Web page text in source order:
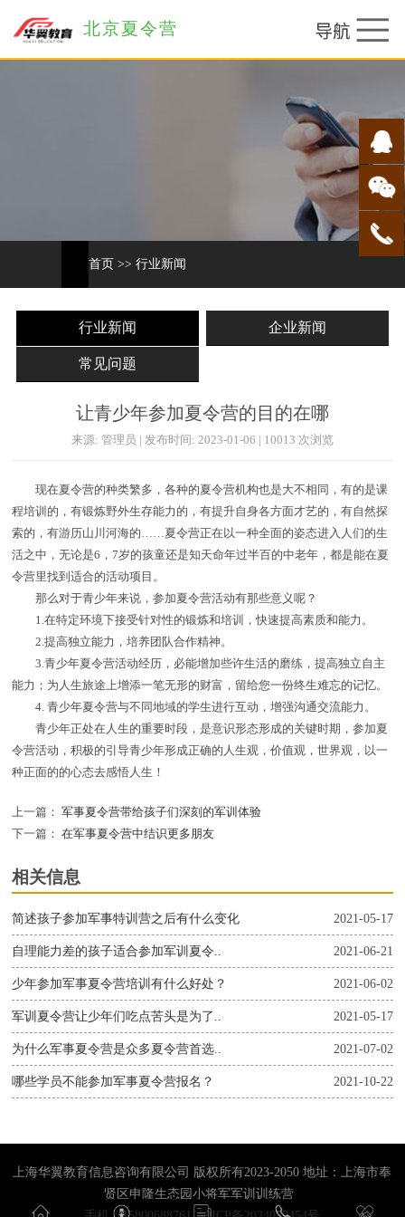
北京夏令营
首页 >> 行业新闻
行业新闻 企业新闻
常见问题
让青少年参加夏令营的目的在哪
来源: 管理员 | 发布时间: 2023-01-06 | 10013 次浏览
现在夏令营的种类繁多，各种的夏令营机构也是大不相同，有的是课
程培训的，有锻炼野外生存能力的，有提升自身各方面才艺的，有自然探
索的，有游历山川河海的……夏令营正在以一种全面的姿态进入人们的生
活之中，无论是6，7岁的孩童还是知天命年过半百的中老年，都是能在夏
令营里找到适合的活动项目。
那么对于青少年来说，参加夏令营活动有那些意义呢？
1.在特定环境下接受针对性的锻炼和培训，快速提高素质和能力。
2.提高独立能力，培养团队合作精神。
3.青少年夏令营活动经历，必能增加些许生活的磨练，提高独立自主
能力；为人生旅途上增添一笔无形的财富，留给您一份终生难忘的记忆。
4. 青少年夏令营与不同地域的学生进行互动，增强沟通交流能力。
青少年正处在人生的重要时段，是意识形态形成的关键时期，参加夏
令营活动，积极的引导青少年形成正确的人生观，价值观，世界观，以一
种正面的的心态去感悟人生！
上一篇： 军事夏令营带给孩子们深刻的军训体验
下一篇： 在军事夏令营中结识更多朋友
相关信息
2021-05-17
简述孩子参加军事特训营之后有什么变化
2021-06-21
自理能力差的孩子适合参加军训夏令..
2021-06-02
少年参加军事夏令营培训有什么好处？
2021-05-17
军训夏令营让少年们吃点苦头是为了..
2021-07-02
为什么军事夏令营是众多夏令营首选..
2021-10-22
哪些学员不能参加军事夏令营报名？
上海华翼教育信息咨询有限公司 版权所有2023-2050 地址：上海市奉
贤区申隆生态园小将军军训训练营